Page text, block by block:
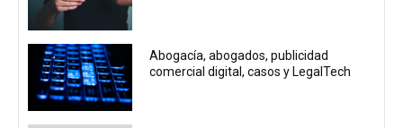
Abogacía, abogados, publicidad
comercial digital, casos y LegalTech